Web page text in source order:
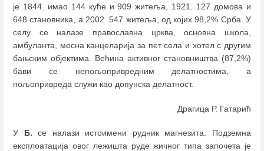
је 1844. имао 144 куће и 909 житеља, 1921. 127 домова и
648 становника, а 2002. 547 житеља, од којих 98,2% Срба. У
селу се налазе православна црква, основна школа,
амбуланта, месна канцеларија за пет села и хотел с другим
бањским објектима. Већина активног становништва (87,2%)
бави се непољопривредним делатностима, а
пољопривреда служи као допунска делатност.
Драгица Р. Гатарић
У Б. се налази истоимени рудник магнезита. Подземна
експлоатација овог лежишта руде жичног типа започета је